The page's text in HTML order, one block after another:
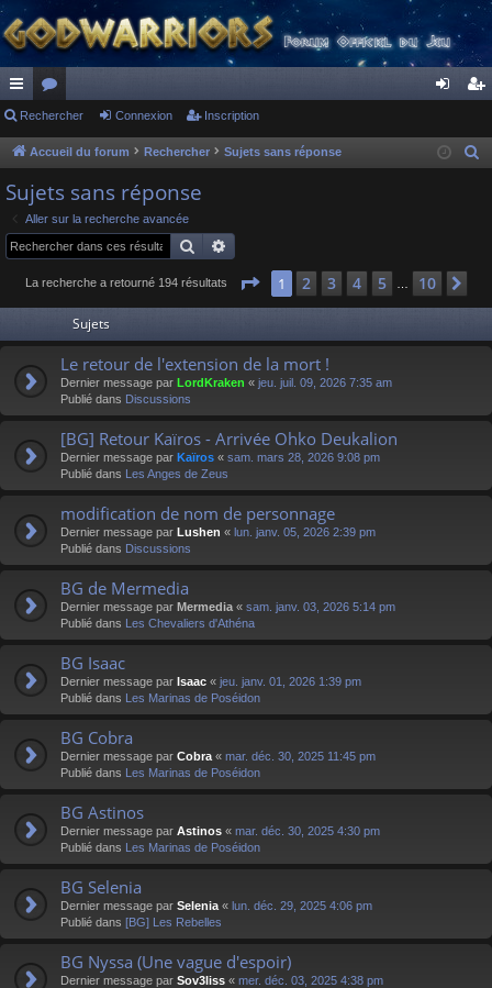
ac
co
ur
ci
s
or
u
s
ne cri
Rechercher Connexion Inscription
Accueil du forum Rechercher Sujets sans réponse
e
Sujets sans réponse
Aller sur la recherche avancée
Rechercher
La recherche a retourné 194 résultats Page 1sur 10
1 2 3 4 5 10
Sujets
Le retour de l'extension de la mort !
Dernier message par LordKraken « jeu. juil. 09, 2026 7:35 am
Publié dans Discussions
[BG] Retour Kaïros - Arrivée Ohko Deukalion
Dernier message par Kaïros « sam. mars 28, 2026 9:08 pm
Publié dans Les Anges de Zeus
modification de nom de personnage
Dernier message par Lushen « lun. janv. 05, 2026 2:39 pm
Publié dans Discussions
BG de Mermedia
Dernier message par Mermedia « sam. janv. 03, 2026 5:14 pm
Publié dans Les Chevaliers d'Athéna
BG Isaac
Dernier message par Isaac « jeu. janv. 01, 2026 1:39 pm
Publié dans Les Marinas de Poséidon
BG Cobra
Dernier message par Cobra « mar. déc. 30, 2025 11:45 pm
Publié dans Les Marinas de Poséidon
BG Astinos
Dernier message par Astinos « mar. déc. 30, 2025 4:30 pm
Publié dans Les Marinas de Poséidon
BG Selenia
Dernier message par Selenia « lun. déc. 29, 2025 4:06 pm
Publié dans [BG] Les Rebelles
BG Nyssa (Une vague d'espoir)
Dernier message par Sov3liss « mer. déc. 03, 2025 4:38 pm